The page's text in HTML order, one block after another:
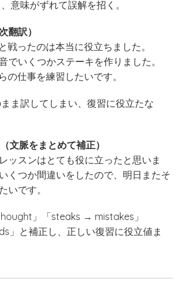
意味がずれて誤解を招く。
翻訳）
戦ったのは本当に役立ちました。
でいくつかステーキを作りました。
の仕事を練習したいです。
ま訳してしまい、復習に役立たな
文脈をまとめて補正）
ッスンはとても役に立ったと思いま
くつか間違いをしたので、明日またそ
いです。
」「steaks → mistakes」
」と補正し、正しい復習に役立値ま